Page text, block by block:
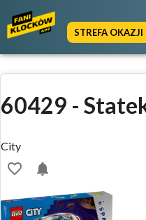
STREFA OKAZJI
60429 -
City